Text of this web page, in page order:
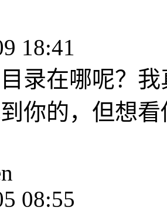
18:41
录在哪呢？
你的，但想
08:55